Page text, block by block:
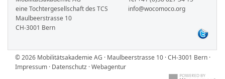
eine Tochtergesellschaft des TCS
Maulbeerstrasse 10
CH-3001 Bern
info@wocomoco.org
© 2026 Mobilitätsakademie AG · Maulbeerstrasse 10 · CH-3001 Bern ·
Impressum · Datenschutz ·Webagentur